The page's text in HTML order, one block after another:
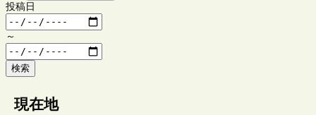
投稿日
～
検索
現在地